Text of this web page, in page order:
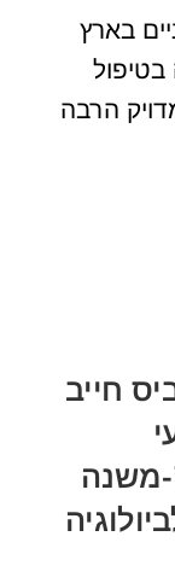
בארץ
הרבה
חייב
משנה